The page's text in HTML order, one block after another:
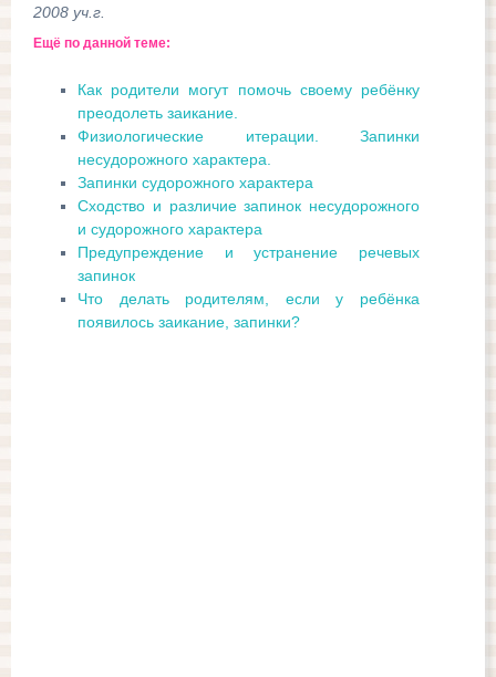
2008 уч.г.
Ещё по данной теме:
Как родители могут помочь своему ребёнку
преодолеть заикание.
Физиологические итерации. Запинки
несудорожного характера.
Запинки судорожного характера
Сходство и различие запинок несудорожного
и судорожного характера
Предупреждение и устранение речевых
запинок
Что делать родителям, если у ребёнка
появилось заикание, запинки?